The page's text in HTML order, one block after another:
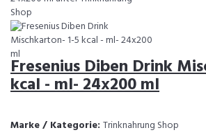
Fresenius Diben Drink
kcal - ml- 24x200 ml
Marke / Kategorie: Trinknahrung Shop